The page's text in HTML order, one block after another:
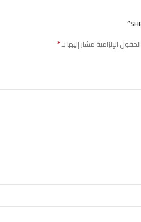
الحقول الإلزامية مشار إليها بـ*